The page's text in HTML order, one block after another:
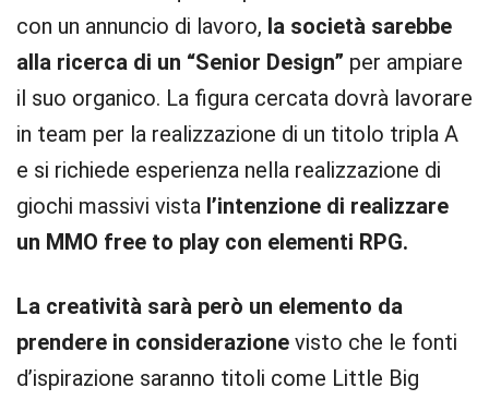
con un annuncio di lavoro, la società sarebbe
alla ricerca di un “Senior Design” per ampiare
il suo organico. La figura cercata dovrà lavorare
in team per la realizzazione di un titolo tripla A
e si richiede esperienza nella realizzazione di
giochi massivi vista l’intenzione di realizzare
un MMO free to play con elementi RPG.
La creatività sarà però un elemento da
prendere in considerazione visto che le fonti
d’ispirazione saranno titoli come Little Big